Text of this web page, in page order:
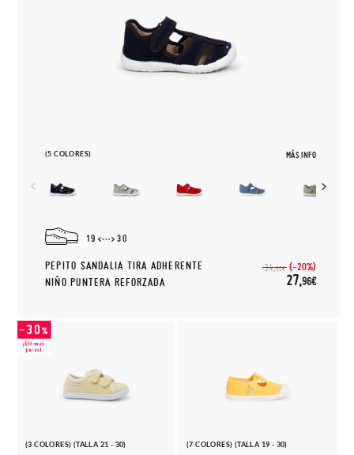
(5 COLORES) MÁS INFO
19 30
PEPITO SANDALIA TIRA ADHERENTE
NIÑO PUNTERA REFORZADA
34,95€ (-20%)
27,96€
(3 COLORES) (TALLA 21 - 30) (7 COLORES) (TALLA 19 - 30)